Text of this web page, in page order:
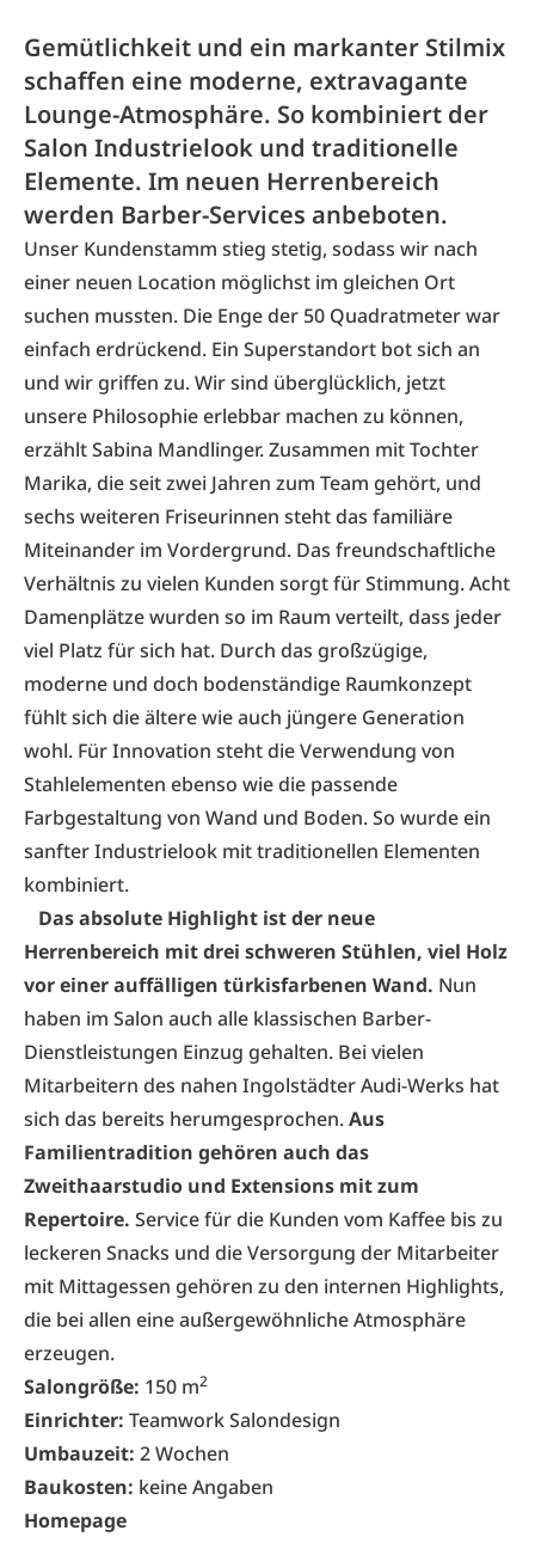
Gemütlichkeit und ein markanter Stilmix
schaffen eine moderne, extravagante
Lounge-Atmosphäre. So kombiniert der
Salon Industrielook und traditionelle
Elemente. Im neuen Herrenbereich
werden Barber-Services anbeboten.
Unser Kundenstamm stieg stetig, sodass wir nach
einer neuen Location möglichst im gleichen Ort
suchen mussten. Die Enge der 50 Quadratmeter war
einfach erdrückend. Ein Superstandort bot sich an
und wir griffen zu. Wir sind überglücklich, jetzt
unsere Philosophie erlebbar machen zu können,
erzählt Sabina Mandlinger. Zusammen mit Tochter
Marika, die seit zwei Jahren zum Team gehört, und
sechs weiteren Friseurinnen steht das familiäre
Miteinander im Vordergrund. Das freundschaftliche
Verhältnis zu vielen Kunden sorgt für Stimmung. Acht
Damenplätze wurden so im Raum verteilt, dass jeder
viel Platz für sich hat. Durch das großzügige,
moderne und doch bodenständige Raumkonzept
fühlt sich die ältere wie auch jüngere Generation
wohl. Für Innovation steht die Verwendung von
Stahlelementen ebenso wie die passende
Farbgestaltung von Wand und Boden. So wurde ein
sanfter Industrielook mit traditionellen Elementen
kombiniert.
Das absolute Highlight ist der neue
Herrenbereich mit drei schweren Stühlen, viel Holz
vor einer auffälligen türkisfarbenen Wand. Nun
haben im Salon auch alle klassischen Barber-
Dienstleistungen Einzug gehalten. Bei vielen
Mitarbeitern des nahen Ingolstädter Audi-Werks hat
sich das bereits herumgesprochen.Aus
Familientradition gehören auch das
Zweithaarstudio und Extensions mit zum
Repertoire. Service für die Kunden vom Kaffee bis zu
leckeren Snacks und die Versorgung der Mitarbeiter
mit Mittagessen gehören zu den internen Highlights,
die bei allen eine außergewöhnliche Atmosphäre
erzeugen.
Salongröße: 150 m2
Einrichter: Teamwork Salondesign
Umbauzeit: 2 Wochen
Baukosten: keine Angaben
Homepage